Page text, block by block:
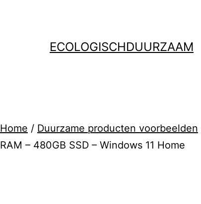
ECOLOGISCHDUURZAAM
Home / Duurzame producten voorbeelden
RAM – 480GB SSD – Windows 11 Home